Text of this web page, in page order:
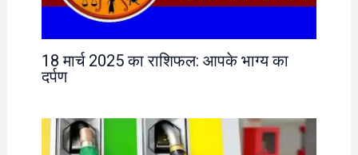
18 मार्च 2025 का राशिफल: आपके भाग्य का
दर्पण